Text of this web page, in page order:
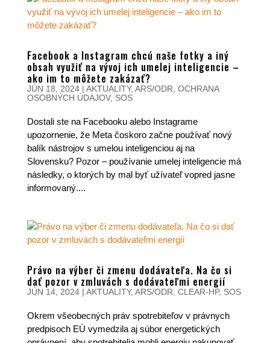
Facebook a Instagram chcú naše fotky a iný
obsah využiť na vývoj ich umelej inteligencie –
ako im to môžete zakázať?
JÚN 18, 2024| AKTUALITY, ARS/ODR OCHRANA
OSOBNÝCH ÚDAJOV, SOS
Dostali ste na Facebooku alebo Instagrame
upozornenie, že Meta čoskoro začne používať nový
balík nástrojov s umelou inteligenciou aj na
Slovensku? Pozor – používanie umelej inteligencie má
následky, o ktorých by mal byť užívateľ vopred jasne
informovaný....
Právo na výber či zmenu dodávateľa. Na čo si
dať pozor v zmluvách s dodávateľmi energií
JÚN 14, 2024| AKTUALITY, ARS/ODR CLEAR-HP, SOS
Okrem všeobecných práv spotrebiteľov v právnych
predpisoch EÚ vymedzila aj súbor energetických